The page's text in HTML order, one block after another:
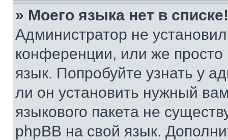
» Моего языка нет в списке!
Администратор не
конференции, или же
язык. Попробуйте узнать у
ли он установить нужный
языкового пакета не
phpBB на свой язык.